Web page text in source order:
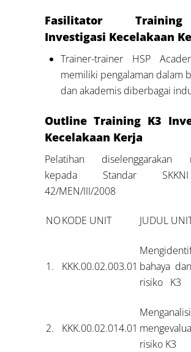
Fasilitator
Investigasi Kecelakaan
Trainer-trainer HSP
memiliki pengalaman dalam
dan akademis diberbagai
Outline Training K3
Kecelakaan Kerja
Pelatihan diselenggarakan
kepada Standar
42/MEN/III/2008
NOKODE UNIT JUDUL
1. KKK.00.02.003.01 bahaya
risiko K3
2. KKK.00.02.014.01
risiko K3